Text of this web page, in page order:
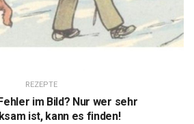
REZEPTE
im Bild? Nur wer sehr
ist, kann es finden!